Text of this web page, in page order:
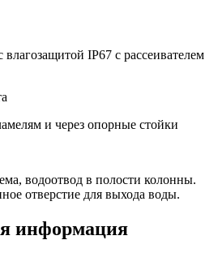
IP67 с рассеивателем
и через опорные стойки
водоотвод в полости колонны.
отверстие для выхода воды.
информация